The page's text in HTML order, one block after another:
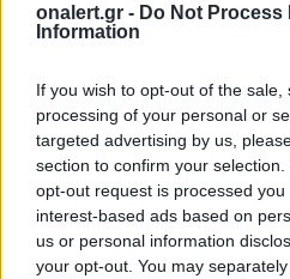
onalert.gr - Do Not Process
Information
If you wish to opt-out of the
processing of your personal or
targeted advertising by us,
section to confirm your
opt-out request is processed
interest-based ads based on
us or personal information
your opt-out. You may
Διάβασε επίσης
News και μάθετε
για την άμυνα.